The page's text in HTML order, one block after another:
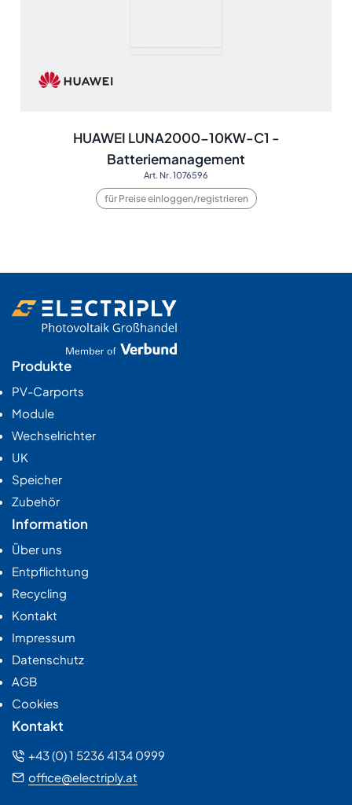
HUAWEI LUNA2000-10KW-C1 -
Batteriemanagement
Art. Nr. 1076596
für Preise einloggen/registrieren
Produkte
PV-Carports
Module
Wechselrichter
UK
Speicher
Zubehör
Information
Über uns
Entpflichtung
Recycling
Kontakt
Impressum
Datenschutz
AGB
Cookies
Kontakt
+43 (0) 1 5236 4134 0999
office@electriply.at